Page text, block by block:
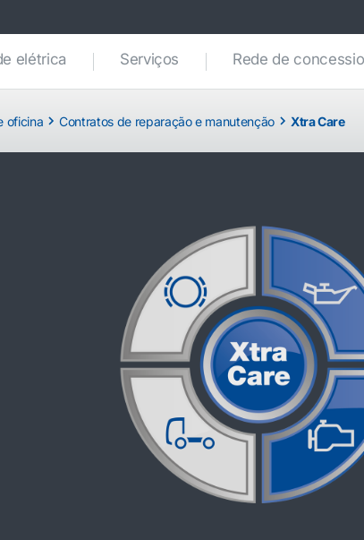
elétrica Serviços Rede de
oficina Contratos de reparação e manutenção Xtra Care